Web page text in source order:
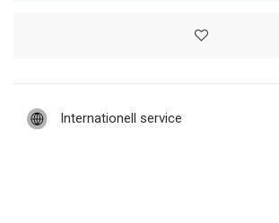
Internationell service